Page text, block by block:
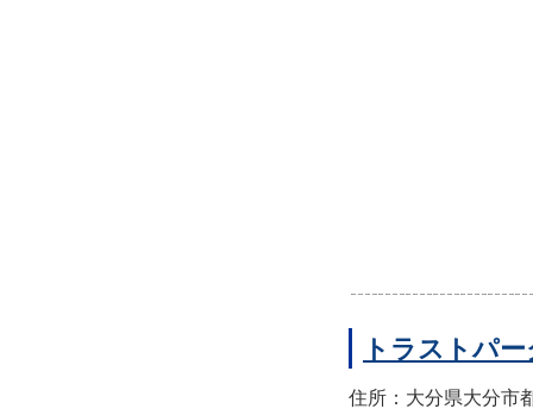
トラストパ
住所：大分県大分市